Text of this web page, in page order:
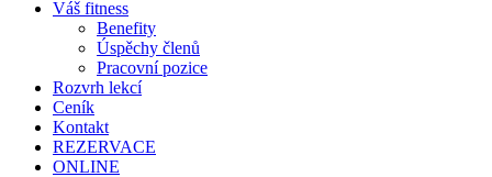
Váš fitness
Benefity
Úspěchy členů
Pracovní pozice
Rozvrh lekcí
Ceník
Kontakt
REZERVACE
ONLINE